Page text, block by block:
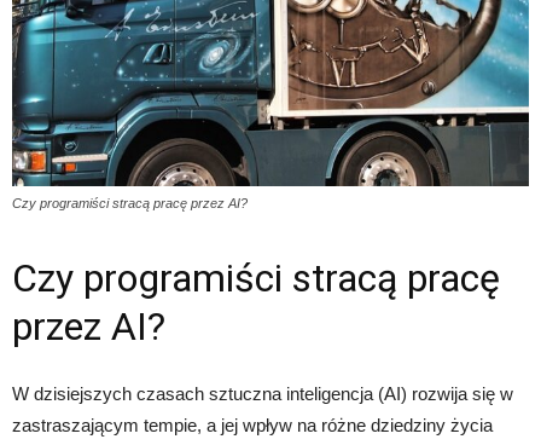
Czy programiści stracą pracę przez AI?
Czy programiści stracą pracę
przez AI?
W dzisiejszych czasach sztuczna inteligencja (AI) rozwija się w
zastraszającym tempie, a jej wpływ na różne dziedziny życia